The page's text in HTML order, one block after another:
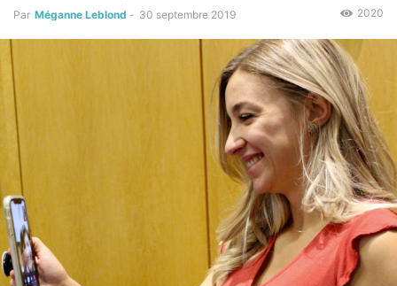
Par Méganne Leblond - 30 septembre 2019 2020